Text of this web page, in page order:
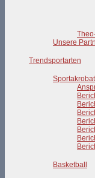
Unsere
Trendsportarten
Basketball